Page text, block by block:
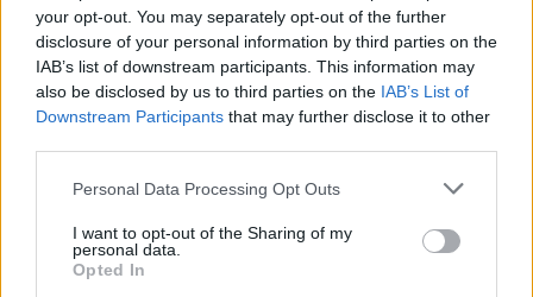
your opt-out. You may separately opt-out of the further
disclosure of your personal information by third parties on the
IAB’s list of downstream participants. This information may
also be disclosed by us to third parties on the IAB’s List of
Downstream Participants that may further disclose it to other
Please note that this website/app uses one or more Google
not limited to your visit or usage behaviour. You may click to
grant or deny consent to Google and its third-party tags to
use your data for below specified purposes in below Google
Personal Data Processing Opt Outs
I want to opt-out of the Sharing of my
personal data.
Opted In
«Αν δεν είχε γίνει αυτός ο καθαρισμός, θα είχαμε
πολύ μεγαλύτερη καταστροφή», πρόσθεσε.
«Ωστόσο, πέρασε από δέντρο σε δέντρο στην
κορυφή, δεν ήταν έρπουσα και αποφεύχθηκαν τα